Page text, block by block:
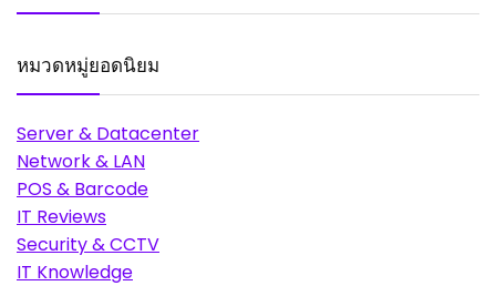
หมวดหมู่ยอดนิยม
Server & Datacenter
Network & LAN
POS & Barcode
IT Reviews
Security & CCTV
IT Knowledge